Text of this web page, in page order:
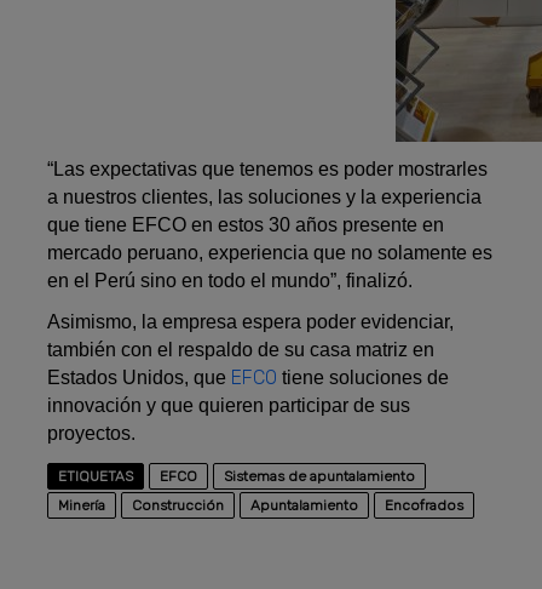
“Las expectativas que tenemos es poder mostrarles
a nuestros clientes, las soluciones y la experiencia
que tiene EFCO en estos 30 años presente en
mercado peruano, experiencia que no solamente es
en el Perú sino en todo el mundo”, finalizó.
Asimismo, la empresa espera poder evidenciar,
también con el respaldo de su casa matriz en
Estados Unidos, que EFCO tiene soluciones de
innovación y que quieren participar de sus
proyectos.
ETIQUETAS EFCO
Sistemas de apuntalamiento
Minería
Construcción Apuntalamiento Encofrados